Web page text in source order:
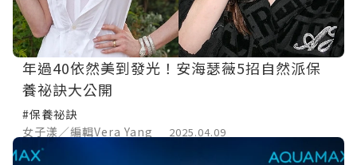
年過40依然美到發光！安海瑟薇5招自然派保
養祕訣大公開
#保養祕訣
女子漾／編輯Vera Yang
2025.04.09